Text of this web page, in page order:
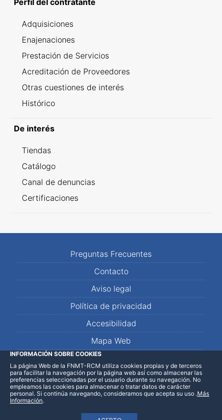
Perfil del contratante
Adquisiciones
Enajenaciones
Prestación de Servicios
Acreditación de Proveedores
Otras cuestiones de interés
Histórico
De interés
Tiendas
Catálogo
Canal de denuncias
Certificaciones
Preguntas Frecuentes
Contacto
Aviso legal
Política de privacidad
Accesibilidad
Mapa Web
LinkedInFacebookWhatsApp
INFORMACIÓN SOBRE COOKIES
La página Web de la FNMT-RCM utiliza cookies propias y de terceros
para facilitar la navegación por la página web así como almacenar las
preferencias seleccionadas por el usuario durante su navegación. No
empleamos las cookies para almacenar o tratar datos de carácter
personal. Si continúa navegando, consideramos que acepta su uso .Más
Información.